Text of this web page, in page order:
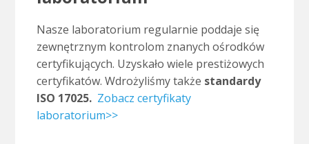
Nasze laboratorium regularnie poddaje się
zewnętrznym kontrolom znanych ośrodków
certyfikujących. Uzyskało wiele prestiżowych
certyfikatów. Wdrożyliśmy także standardy
ISO 17025. Zobacz certyfikaty
laboratorium>>